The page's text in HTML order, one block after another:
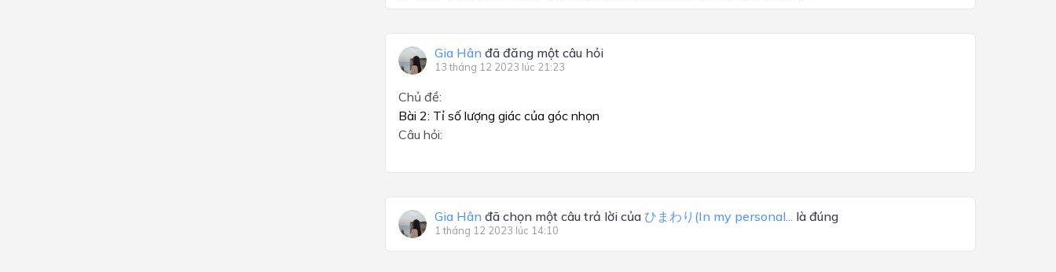
Gia Hân đã đăng một câu hỏi
13 tháng 12 2023 lúc 21:23
Chủ đề:
Bài 2: Tỉ số lượng giác của góc nhọn
Câu hỏi:
Gia Hân đã chọn một câu trả lời của ひまわり(In my personal... là đúng
1 tháng 12 2023 lúc 14:10